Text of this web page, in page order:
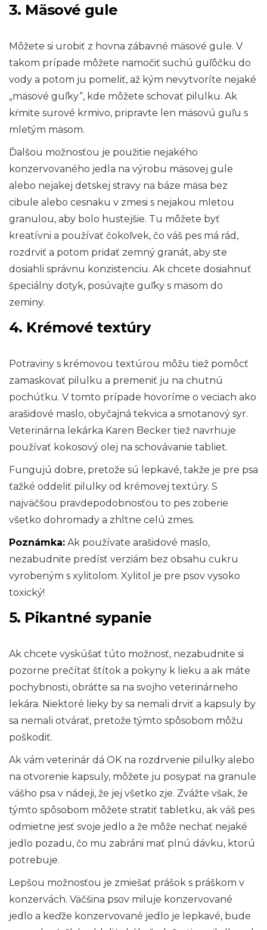
3. Mäsové gule
Môžete si urobiť z hovna zábavné mäsové gule. V
takom prípade môžete namočiť suchú guľôčku do
vody a potom ju pomeliť, až kým nevytvoríte nejaké
„mäsové guľky“, kde môžete schovať pilulku. Ak
kŕmite surové krmivo, pripravte len mäsovú guľu s
mletým mäsom.
Ďalšou možnosťou je použitie nejakého
konzervovaného jedla na výrobu mäsovej gule
alebo nejakej detskej stravy na báze mäsa bez
cibule alebo cesnaku v zmesi s nejakou mletou
granulou, aby bolo hustejšie. Tu môžete byť
kreatívni a používať čokoľvek, čo váš pes má rád,
rozdrviť a potom pridať zemný granát, aby ste
dosiahli správnu konzistenciu. Ak chcete dosiahnuť
špeciálny dotyk, posúvajte guľky s mäsom do
zeminy.
4. Krémové textúry
Potraviny s krémovou textúrou môžu tiež pomôcť
zamaskovať pilulku a premeniť ju na chutnú
pochúťku. V tomto prípade hovoríme o veciach ako
arašidové maslo, obyčajná tekvica a smotanový syr.
Veterinárna lekárka Karen Becker tiež navrhuje
používať kokosový olej na schovávanie tabliet.
Fungujú dobre, pretože sú lepkavé, takže je pre psa
ťažké oddeliť pilulky od krémovej textúry. S
najväčšou pravdepodobnosťou to pes zoberie
všetko dohromady a zhltne celú zmes.
Poznámka: Ak používate arašidové maslo,
nezabudnite predísť verziám bez obsahu cukru
vyrobeným s xylitolom. Xylitol je pre psov vysoko
toxický!
5. Pikantné sypanie
Ak chcete vyskúšať túto možnosť, nezabudnite si
pozorne prečítať štítok a pokyny k lieku a ak máte
pochybnosti, obráťte sa na svojho veterinárneho
lekára. Niektoré lieky by sa nemali drviť a kapsuly by
sa nemali otvárať, pretože týmto spôsobom môžu
poškodiť.
Ak vám veterinár dá OK na rozdrvenie pilulky alebo
na otvorenie kapsuly, môžete ju posypať na granule
vášho psa v nádeji, že jej všetko zje. Zvážte však, že
týmto spôsobom môžete stratiť tabletku, ak váš pes
odmietne jesť svoje jedlo a že môže nechať nejaké
jedlo pozadu, čo mu zabráni mať plnú dávku, ktorú
potrebuje.
Lepšou možnosťou je zmiešať prášok s práškom v
konzervách. Väčšina psov miluje konzervované
jedlo a keďže konzervované jedlo je lepkavé, bude